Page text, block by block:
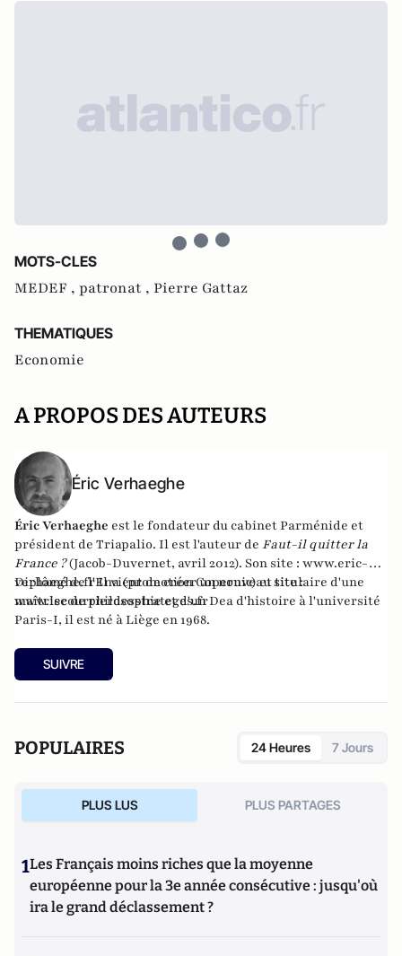
MOTS-CLES
MEDEF , patronat , Pierre Gattaz
THEMATIQUES
Economie
A PROPOS DES AUTEURS
Éric Verhaeghe
Éric Verhaeghe est le fondateur du cabinet Parménide et
président de Triapalio. Il est l'auteur de Faut-il quitter la
France ?(Jacob-Duvernet, avril 2012). Son site : www.eric-
verhaeghe.frIl vient de créer un nouveau site :
www.lecourrierdesstrateges.fr
Diplômé de l'Ena (promotion Copernic) et titulaire d'une
maîtrise de philosophie et d'un Dea d'histoire à l'université
Paris-I, il est né à Liège en 1968.
SUIVRE
POPULAIRES 24 Heures 7 Jours
PLUS LUS PLUS PARTAGES
1Les Français moins riches que la moyenne
européenne pour la 3e année consécutive : jusqu'où
ira le grand déclassement ?